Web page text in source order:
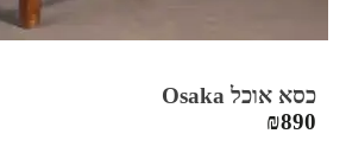
כסא אוכל Osaka
₪890